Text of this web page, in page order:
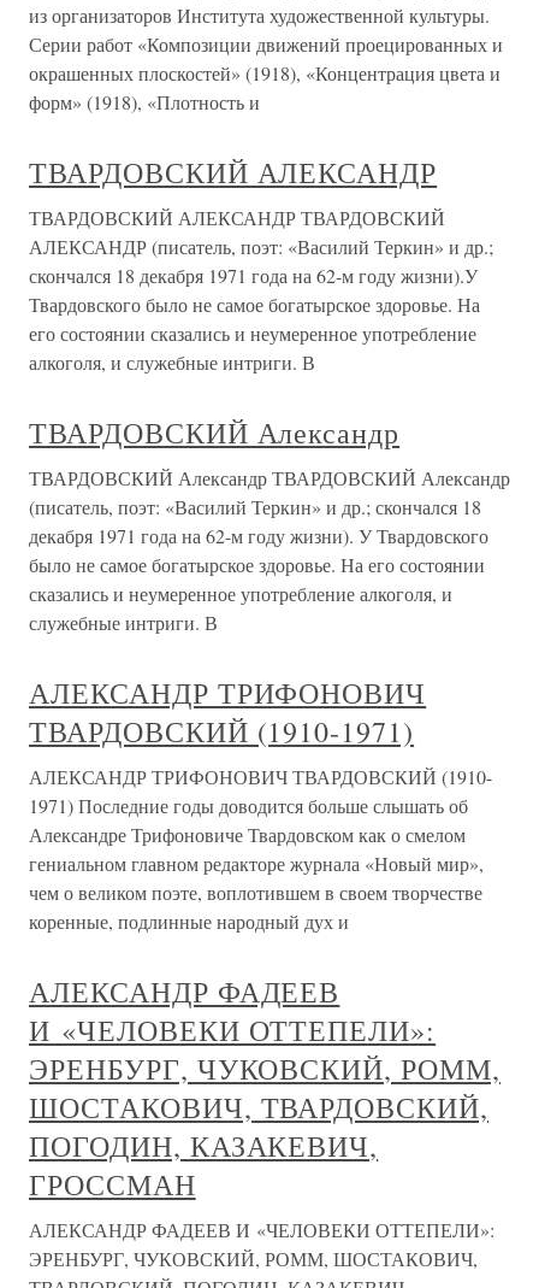
из организаторов Института художественной культуры.
Серии работ «Композиции движений проецированных и
окрашенных плоскостей» (1918), «Концентрация цвета и
форм» (1918), «Плотность и
ТВАРДОВСКИЙ АЛЕКСАНДР
ТВАРДОВСКИЙ АЛЕКСАНДР ТВАРДОВСКИЙ
АЛЕКСАНДР (писатель, поэт: «Василий Теркин» и др.;
скончался 18 декабря 1971 года на 62-м году жизни).У
Твардовского было не самое богатырское здоровье. На
его состоянии сказались и неумеренное употребление
алкоголя, и служебные интриги. В
ТВАРДОВСКИЙ Александр
ТВАРДОВСКИЙ Александр ТВАРДОВСКИЙ Александр
(писатель, поэт: «Василий Теркин» и др.; скончался 18
декабря 1971 года на 62-м году жизни). У Твардовского
было не самое богатырское здоровье. На его состоянии
сказались и неумеренное употребление алкоголя, и
служебные интриги. В
АЛЕКСАНДР ТРИФОНОВИЧ
ТВАРДОВСКИЙ (1910-1971)
АЛЕКСАНДР ТРИФОНОВИЧ ТВАРДОВСКИЙ (1910-
1971) Последние годы доводится больше слышать об
Александре Трифоновиче Твардовском как о смелом
гениальном главном редакторе журнала «Новый мир»,
чем о великом поэте, воплотившем в своем творчестве
коренные, подлинные народный дух и
АЛЕКСАНДР ФАДЕЕВ
И «ЧЕЛОВЕКИ ОТТЕПЕЛИ»:
ЭРЕНБУРГ, ЧУКОВСКИЙ, РОММ,
ШОСТАКОВИЧ, ТВАРДОВСКИЙ,
ПОГОДИН, КАЗАКЕВИЧ,
ГРОССМАН
АЛЕКСАНДР ФАДЕЕВ И «ЧЕЛОВЕКИ ОТТЕПЕЛИ»:
ЭРЕНБУРГ, ЧУКОВСКИЙ, РОММ, ШОСТАКОВИЧ,